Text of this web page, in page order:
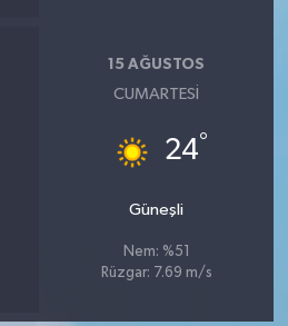
15 AĞUSTOS
CUMARTESI
24°
Güneşli
Nem: %51
Rüzgar: 7.69 m/s